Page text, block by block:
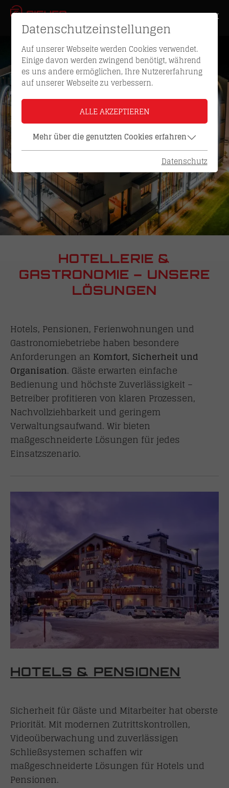
HOTELLERIE &
GASTRONOMIE – UNSERE
LÖSUNGEN
Hotels, Pensionen, Ferienwohnungen und
Gastronomiebetriebe haben besondere
Anforderungen an Komfort, Sicherheit und
Organisation. Gäste erwarten einfache
Bedienung und höchste Zuverlässigkeit –
Betreiber profitieren von klaren Prozessen,
Nachvollziehbarkeit und geringem
Verwaltungsaufwand. Wir bieten
maßgeschneiderte Lösungen für jedes
Einsatzszenario.
HOTELS & PENSIONEN
Sicherheit für Gäste und Mitarbeiter hat oberste
Priorität. Mit modernen Zutrittskontrollen,
Videoüberwachung und zuverlässigen
Schließsystemen schaffen wir
maßgeschneiderte Lösungen für Hotels und
Pensionen.
Datenschutzeinstellungen
Auf unserer Webseite werden Cookies verwendet.
Einige davon werden zwingend benötigt, während
es uns andere ermöglichen, Ihre Nutzererfahrung
auf unserer Webseite zu verbessern.
ALLE AKZEPTIEREN
Mehr über die genutzten Cookies erfahren
Datenschutz